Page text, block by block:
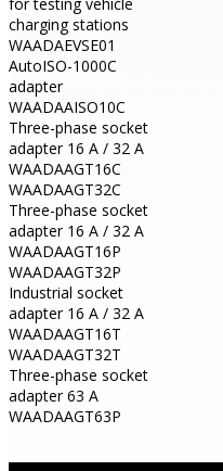
charging stations
WAADAEVSE01
AutoISO-1000C
adapter
WAADAAISO10C
Three-phase socket
adapter 16 A / 32 A
WAADAAGT16C
WAADAAGT32C
Three-phase socket
adapter 16 A / 32 A
WAADAAGT16P
WAADAAGT32P
Industrial socket
adapter 16 A / 32 A
WAADAAGT16T
WAADAAGT32T
Three-phase socket
adapter 63 A
WAADAAGT63P